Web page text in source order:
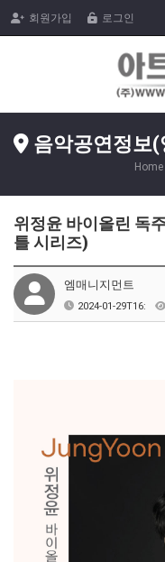
회원가입 로그인
음악공연정보
Home
위정윤 바이올린 독
틀 시리즈)
엠매니지먼트
2024-01-29T16: